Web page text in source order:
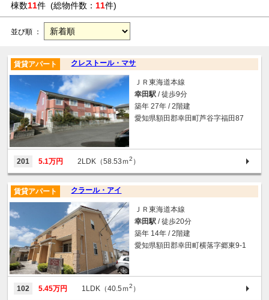
棟数11件 (総物件数： 11件)
並び順 ：
クレストール・マサ
賃貸アパート
ＪＲ東海道本線
幸田駅 / 徒歩9分
築年 27年 / 2階建
愛知県額田郡幸田町芦谷字福田87
201 5.1万円 2LDK（58.53ｍ2 ）
クラール・アイ
賃貸アパート
ＪＲ東海道本線
幸田駅 / 徒歩20分
築年 14年 / 2階建
愛知県額田郡幸田町横落字郷東9-1
102 5.45万円 1LDK（40.5ｍ2 ）